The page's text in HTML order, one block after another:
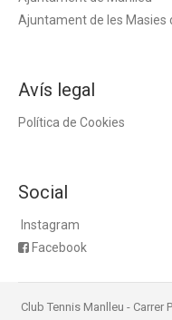
Ajuntament de les Masies
Avís legal
Política de Cookies
Social
Instagram
Facebook
Club Tennis Manlleu - Carrer